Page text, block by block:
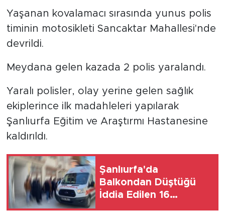
Yaşanan kovalamacı sırasında yunus polis
timinin motosikleti Sancaktar Mahallesi'nde
devrildi.
Meydana gelen kazada 2 polis yaralandı.
Yaralı polisler, olay yerine gelen sağlık
ekiplerince ilk madahleleri yapılarak
Şanlıurfa Eğitim ve Araştırmı Hastanesine
kaldırıldı.
Şanlıurfa'da
Balkondan Düştüğü
İddia Edilen 16